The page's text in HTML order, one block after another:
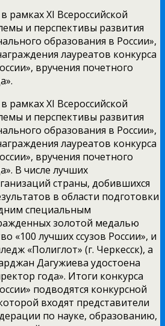
рамках XI Всероссийской
и перспективы развития
образования в России»,
лауреатов конкурса
вручения почетного
рамках XI Всероссийской
и перспективы развития
образования в России»,
лауреатов конкурса
вручения почетного
В числе лучших
страны, добившихся
в области подготовки
специальным
золотой медалью
«100 лучших ссузов России», и
«Полиглот» (г. Черкесск), а
Дагужиева удостоена
года». Итоги конкурса
подводятся конкурсной
входят представители
по науке, образованию,